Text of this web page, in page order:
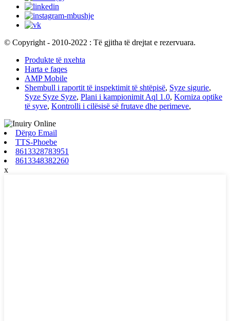
© Copyright - 2010-2022 : Të gjitha të drejtat e rezervuara.
Produkte të nxehta
Harta e faqes
AMP Mobile
Shembull i raportit të inspektimit të shtëpisë, Syze sigurie,
Syze Syze Syze, Plani i kampionimit Aql 1.0, Korniza optike
të syve, Kontrolli i cilësisë së frutave dhe perimeve,
Dërgo Email
TTS-Phoebe
8613328783951
8613348382260
x